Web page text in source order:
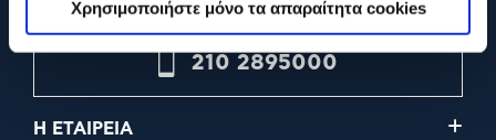
Χρησιμοποιήστε μόνο τα απαραίτητα cookies
210 2895000
Η ΕΤΑΙΡΕΙΑ